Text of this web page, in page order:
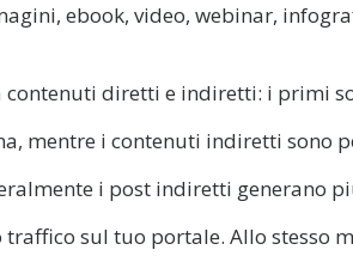
ebook, video, webinar,
diretti e indiretti: i primi
mentre i contenuti indiretti sono
i post indiretti generano
traffico sul tuo portale. Allo stesso